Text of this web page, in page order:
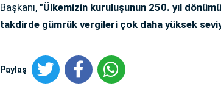
Başkanı, "Ülkemizin kuruluşunun 250. yıl
takdirde gümrük vergileri çok daha yüksek
Paylaş